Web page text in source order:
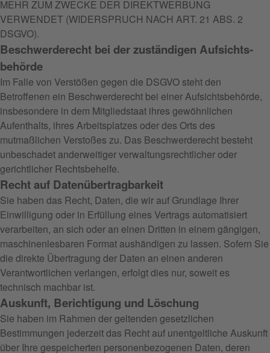
MEHR ZUM ZWECKE DER DIREKTWERBUNG
VERWENDET (WIDERSPRUCH NACH ART. 21 ABS. 2
DSGVO).
Beschwerde­recht bei der zuständigen Aufsichts­
behörde
Im Falle von Verstößen gegen die DSGVO steht den
Betroffenen ein Beschwerderecht bei einer Aufsichtsbehörde,
insbesondere in dem Mitgliedstaat ihres gewöhnlichen
Aufenthalts, ihres Arbeitsplatzes oder des Orts des
mutmaßlichen Verstoßes zu. Das Beschwerderecht besteht
unbeschadet anderweitiger verwaltungsrechtlicher oder
gerichtlicher Rechtsbehelfe.
Recht auf Daten­übertrag­barkeit
Sie haben das Recht, Daten, die wir auf Grundlage Ihrer
Einwilligung oder in Erfüllung eines Vertrags automatisiert
verarbeiten, an sich oder an einen Dritten in einem gängigen,
maschinenlesbaren Format aushändigen zu lassen. Sofern Sie
die direkte Übertragung der Daten an einen anderen
Verantwortlichen verlangen, erfolgt dies nur, soweit es
technisch machbar ist.
Auskunft, Berichtigung und Löschung
Sie haben im Rahmen der geltenden gesetzlichen
Bestimmungen jederzeit das Recht auf unentgeltliche Auskunft
über Ihre gespeicherten personenbezogenen Daten, deren